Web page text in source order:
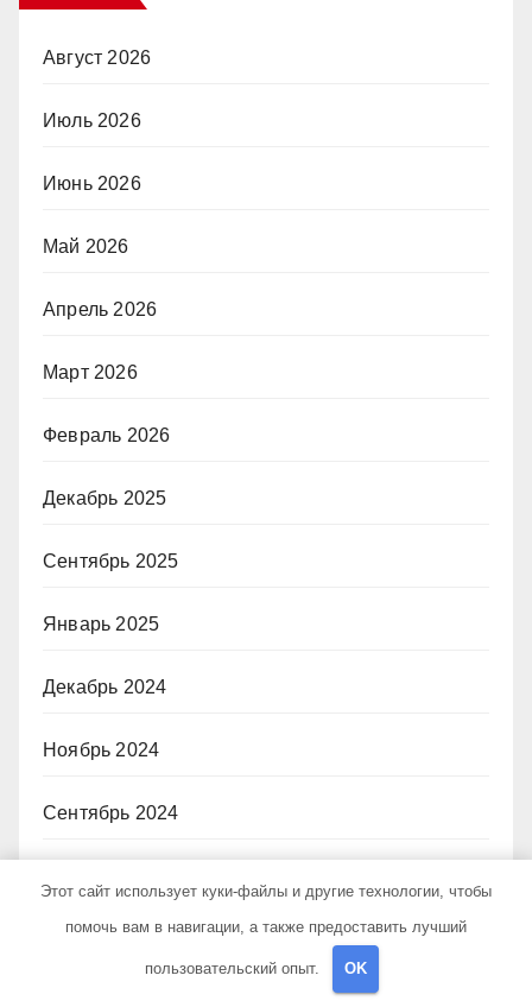
Август 2026
Июль 2026
Июнь 2026
Май 2026
Апрель 2026
Март 2026
Февраль 2026
Декабрь 2025
Сентябрь 2025
Январь 2025
Декабрь 2024
Ноябрь 2024
Сентябрь 2024
Июнь 2024
Этот сайт использует куки-файлы и другие технологии, чтобы
помочь вам в навигации, а также предоставить лучший
пользовательский опыт. OK